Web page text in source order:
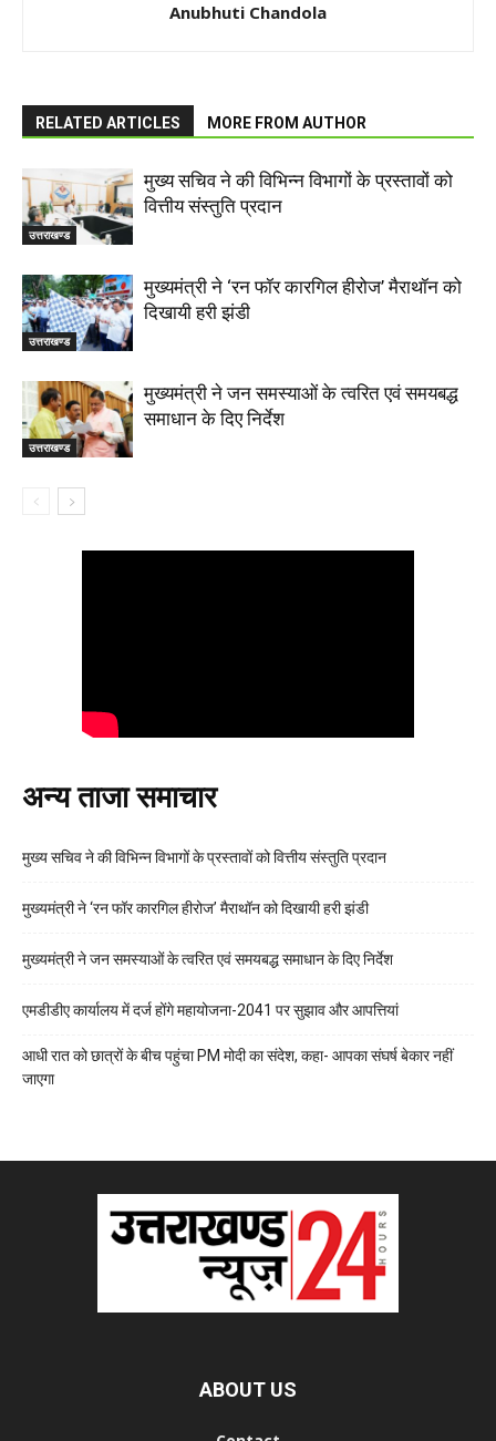
Anubhuti Chandola
RELATED ARTICLES MORE FROM AUTHOR
उत्तराखण्ड
मुख्य सचिव ने की विभिन्न विभागों के प्रस्तावों को
वित्तीय संस्तुति प्रदान
उत्तराखण्ड
मुख्यमंत्री ने ‘रन फॉर कारगिल हीरोज’ मैराथॉन को
दिखायी हरी झंडी
उत्तराखण्ड
मुख्यमंत्री ने जन समस्याओं के त्वरित एवं समयबद्ध
समाधान के दिए निर्देश
अन्य ताजा समाचार
मुख्य सचिव ने की विभिन्न विभागों के प्रस्तावों को वित्तीय संस्तुति प्रदान
मुख्यमंत्री ने ‘रन फॉर कारगिल हीरोज’ मैराथॉन को दिखायी हरी झंडी
मुख्यमंत्री ने जन समस्याओं के त्वरित एवं समयबद्ध समाधान के दिए निर्देश
एमडीडीए कार्यालय में दर्ज होंगे महायोजना-2041 पर सुझाव और आपत्तियां
आधी रात को छात्रों के बीच पहुंचा PM मोदी का संदेश, कहा- आपका संघर्ष बेकार नहीं
जाएगा
ABOUT US